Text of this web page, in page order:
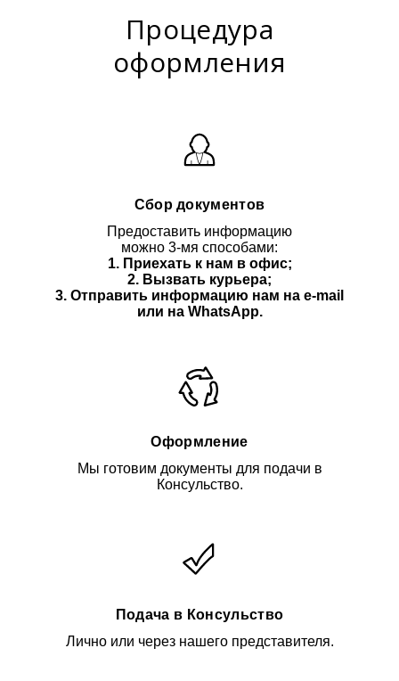
Процедура
оформления
Сбор документов
Предоставить информацию
можно 3-мя способами:
1. Приехать к нам в офис;
2. Вызвать курьера;
3. Отправить информацию нам на e-mail
или на WhatsApp.
Оформление
Мы готовим документы для подачи в
Консульство.
Подача в Консульство
Лично или через нашего представителя.